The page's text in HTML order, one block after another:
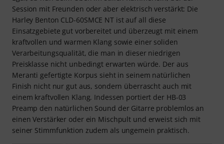
Session mit Freunden oder aber elektrisch verstärkt: Die
Harley Benton CLD-60SMCE NT ist auf all diese
Einsatzgebiete gut vorbereitet und überzeugt mit einem
kraftvollen und warmen Klang sowie einer soliden
Verarbeitungsqualität, die man in dieser niedrigen
Preisklasse nicht unbedingt erwarten würde. Der aus
Meranti gefertigte Korpus sieht in seinem natürlichen
Finish nicht nur gut aus, sondern überrascht auch mit
einem kraftvollen Klang. Indessen portiert der HB-03
Preamp den natürlichen Sound der Gitarre problemlos an
einen Verstärker oder ein Mischpult und erweist sich mit
seiner Stimmfunktion zudem als ungemein praktisch.